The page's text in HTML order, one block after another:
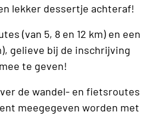
lekker dessertje achteraf!
(van 5, 8 en 12 km) en een
gelieve bij de inschrijving
te geven!
de wandel- en fietsroutes
meegegeven worden met